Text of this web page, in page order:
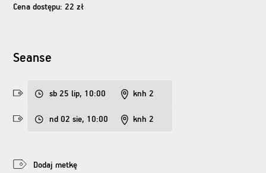
Cena dostępu: 22 zł
Seanse
sb 25 lip, 10:00 knh 2
nd 02 sie, 10:00 knh 2
Dodaj metkę